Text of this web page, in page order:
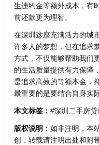
生违约金等额外成本，有
前还款更为理智。
在深圳这座充满活力的城
许多人的梦想，但在追求
方式，不仅能够帮助我们
的生活质量提供有力保障
是追求高效的等额本金，
最重要的是要结合自身实
本文标签： #深圳二手房
版权说明： 如非注明，本
创，转载请注明出处和附